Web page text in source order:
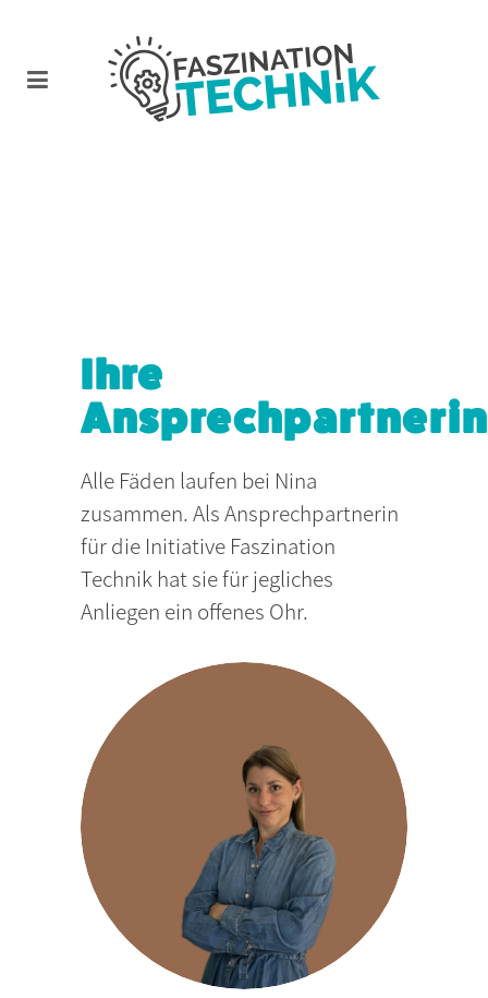
Ihre
Alle Fäden laufen bei Nina
zusammen. Als Ansprechpartnerin
für die Initiative Faszination
Technik hat sie für jegliches
Anliegen ein offenes Ohr.